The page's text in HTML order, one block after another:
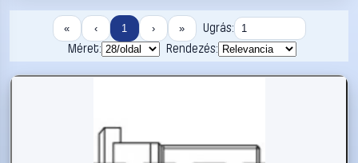
« ‹ 1 › »
Ugrás:
Méret:
Rendezés: